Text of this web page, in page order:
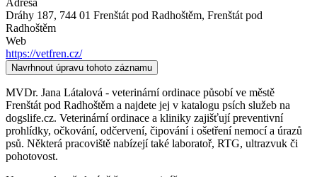
Dráhy 187, 744 01 Frenštát pod Radhoštěm, Frenštát pod
Radhoštěm
Web
https://vetfren.cz/
Navrhnout úpravu tohoto záznamu
MVDr. Jana Látalová - veterinární ordinace působí ve městě
Frenštát pod Radhoštěm a najdete jej v katalogu psích služeb na
dogslife.cz. Veterinární ordinace a kliniky zajišťují preventivní
prohlídky, očkování, odčervení, čipování i ošetření nemocí a úrazů
psů. Některá pracoviště nabízejí také laboratoř, RTG, ultrazvuk či
pohotovost.